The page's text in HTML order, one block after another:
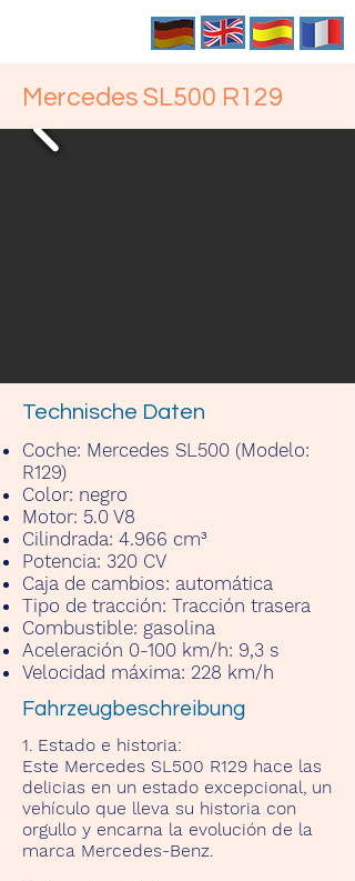
Mercedes SL500 R129
Technische Daten
Coche: Mercedes SL500 (Modelo:
R129)
Color: negro
Motor: 5.0 V8
Cilindrada: 4.966 cm³
Potencia: 320 CV
Caja de cambios: automática
Tipo de tracción: Tracción trasera
Combustible: gasolina
Aceleración 0-100 km/h: 9,3 s
Velocidad máxima: 228 km/h
Fahrzeugbeschreibung
1. Estado e historia:
Este Mercedes SL500 R129 hace las
delicias en un estado excepcional, un
vehículo que lleva su historia con
orgullo y encarna la evolución de la
marca Mercedes-Benz.